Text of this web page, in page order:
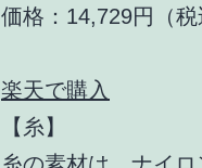
価格：14,729円（
楽天で購入
【糸】